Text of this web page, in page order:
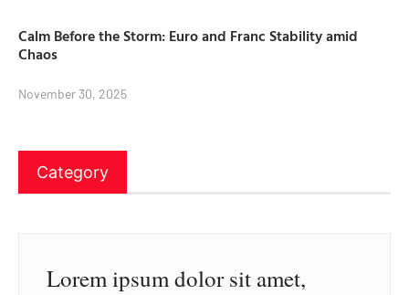
Calm Before the Storm: Euro and Franc Stability amid
Chaos
November 30, 2025
Category
Lorem ipsum dolor sit amet,